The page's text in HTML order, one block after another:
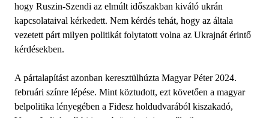
hogy Ruszin-Szendi az elmúlt időszakban kiváló ukrán
kapcsolataival kérkedett. Nem kérdés tehát, hogy az általa
vezetett párt milyen politikát folytatott volna az Ukrajnát érintő
kérdésekben.
A pártalapítást azonban keresztülhúzta Magyar Péter 2024.
februári színre lépése. Mint köztudott, ezt követően a magyar
belpolitika lényegében a Fidesz holdudvarából kiszakadó,